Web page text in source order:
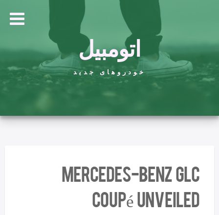
اتومبیل
خودروهای جدید
Mercedes-Benz GLC
Coupé unveiled